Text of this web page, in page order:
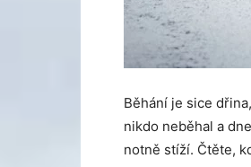
Běhání je sice
nikdo neběhal a
notně stíží. Čtěte,